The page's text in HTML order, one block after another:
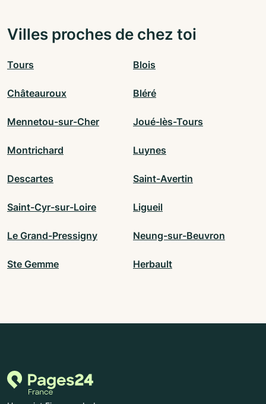
Villes proches de chez toi
Tours Blois
Châteauroux Bléré
Mennetou-sur-Cher Joué-lès-Tours
Montrichard Luynes
Descartes Saint-Avertin
Saint-Cyr-sur-Loire Ligueil
Le Grand-Pressigny Neung-sur-Beuvron
Ste Gemme Herbault